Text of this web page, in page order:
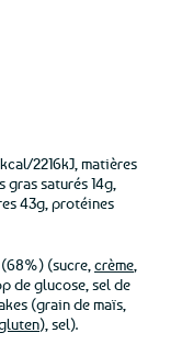
2216kJ, matières
gras saturés 14g,
43g, protéines
(68%) (sucre,crème,
de glucose, sel de
(grain de maïs,
), sel).